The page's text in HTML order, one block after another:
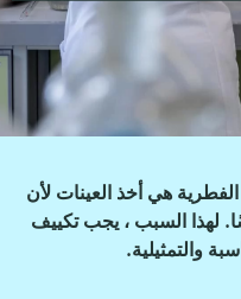
هي أخذ العينات لأن
لهذا السبب ، يجب تكييف
والتمثيلية.